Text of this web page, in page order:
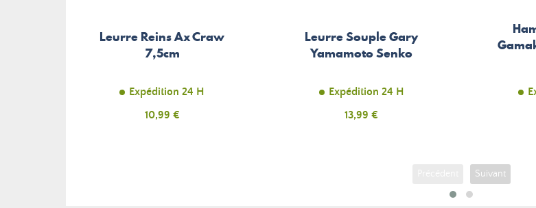
Leurre Reins Ax Craw
7,5cm
Expédition 24 H
Prix
10,99 €
Leurre Souple Gary
Yamamoto Senko
Expédition 24 H
Prix
13,99 €
Suivant